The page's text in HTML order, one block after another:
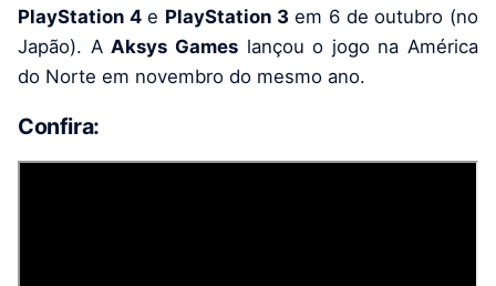
PlayStation 4e PlayStation 3em 6 de outubro (no
Japão). AAksys Gameslançou o jogo na América
do Norte em novembro do mesmo ano.
Confira: